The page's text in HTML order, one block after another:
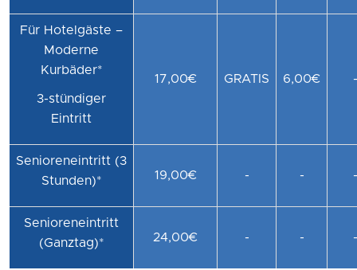
Für Hotelgäste –
Moderne
Kurbäder*
3-stündiger
Eintritt
17,00€ GRATIS 6,00€ -
Senioreneintritt (3
Stunden)*
19,00€ - - -
Senioreneintritt
(Ganztag)*
24,00€ - - -